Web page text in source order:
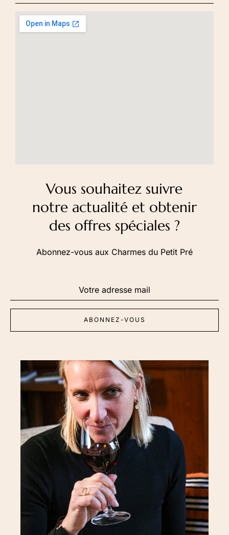
Vous souhaitez suivre
notre actualité et obtenir
des offres spéciales ?
Abonnez-vous aux Charmes du Petit Pré